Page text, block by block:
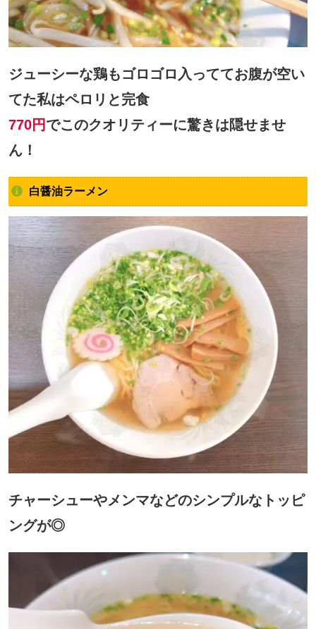
ジューシーな鶏もゴロゴロ入っててお腹が空い
てた私はペロリと完食
770円でこのクオリティーに驚きは隠せませ
ん！
白醤油ラーメン
チャーシューやメンマなどのシンプルなトッピ
ングが◎